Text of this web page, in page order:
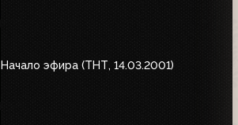
Начало эфира (ТНТ, 14.03.2001)